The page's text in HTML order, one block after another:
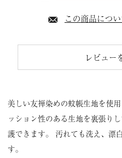
この商品につ
レビュー
美しい友禅染めの蚊帳生地を使
ッション性のある生地を裏張り
護できます。 汚れても洗え、漂
す。